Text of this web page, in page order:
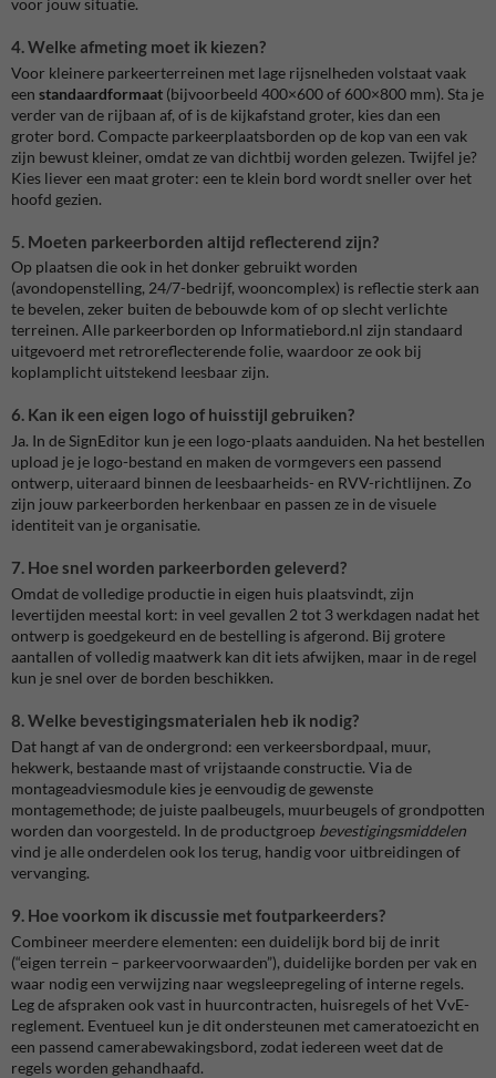
4. Welke afmeting moet ik kiezen?
Voor kleinere parkeerterreinen met lage rijsnelheden volstaat vaak
een standaardformaat (bijvoorbeeld 400×600 of 600×800 mm). Sta je
verder van de rijbaan af, of is de kijkafstand groter, kies dan een
groter bord. Compacte parkeerplaatsborden op de kop van een vak
zijn bewust kleiner, omdat ze van dichtbij worden gelezen. Twijfel je?
Kies liever een maat groter: een te klein bord wordt sneller over het
hoofd gezien.
5. Moeten parkeerborden altijd reflecterend zijn?
Op plaatsen die ook in het donker gebruikt worden
(avondopenstelling, 24/7-bedrijf, wooncomplex) is reflectie sterk aan
te bevelen, zeker buiten de bebouwde kom of op slecht verlichte
terreinen. Alle parkeerborden op Informatiebord.nl zijn standaard
uitgevoerd met retroreflecterende folie, waardoor ze ook bij
koplamplicht uitstekend leesbaar zijn.
6. Kan ik een eigen logo of huisstijl gebruiken?
Ja. In de SignEditor kun je een logo-plaats aanduiden. Na het bestellen
upload je je logo-bestand en maken de vormgevers een passend
ontwerp, uiteraard binnen de leesbaarheids- en RVV-richtlijnen. Zo
zijn jouw parkeerborden herkenbaar en passen ze in de visuele
identiteit van je organisatie.
7. Hoe snel worden parkeerborden geleverd?
Omdat de volledige productie in eigen huis plaatsvindt, zijn
levertijden meestal kort: in veel gevallen 2 tot 3 werkdagen nadat het
ontwerp is goedgekeurd en de bestelling is afgerond. Bij grotere
aantallen of volledig maatwerk kan dit iets afwijken, maar in de regel
kun je snel over de borden beschikken.
8. Welke bevestigingsmaterialen heb ik nodig?
Dat hangt af van de ondergrond: een verkeersbordpaal, muur,
hekwerk, bestaande mast of vrijstaande constructie. Via de
montageadviesmodule kies je eenvoudig de gewenste
montagemethode; de juiste paalbeugels, muurbeugels of grondpotten
worden dan voorgesteld. In de productgroep bevestigingsmiddelen
vind je alle onderdelen ook los terug, handig voor uitbreidingen of
vervanging.
9. Hoe voorkom ik discussie met foutparkeerders?
Combineer meerdere elementen: een duidelijk bord bij de inrit
(“eigen terrein – parkeervoorwaarden”), duidelijke borden per vak en
waar nodig een verwijzing naar wegsleepregeling of interne regels.
Leg de afspraken ook vast in huurcontracten, huisregels of het VvE-
reglement. Eventueel kun je dit ondersteunen met cameratoezicht en
een passend camerabewakingsbord, zodat iedereen weet dat de
regels worden gehandhaafd.